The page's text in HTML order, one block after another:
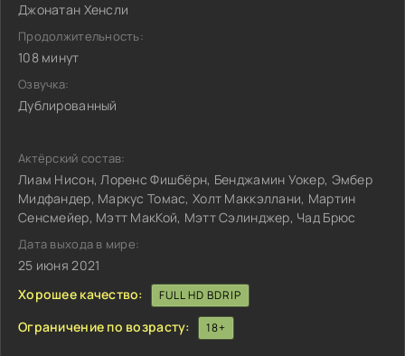
Джонатан Хенсли
Продолжительность:
108 минут
Озвучка:
Дублированный
Актёрский состав:
Лиам Нисон, Лоренс Фишбёрн, Бенджамин Уокер, Эмбер
Мидфандер, Маркус Томас, Холт Маккэллани, Мартин
Сенсмейер, Мэтт МакКой, Мэтт Сэлинджер, Чад Брюс
Дата выхода в мире:
25 июня 2021
Хорошее качество:
FULL HD BDRIP
Ограничение по возрасту: 18+